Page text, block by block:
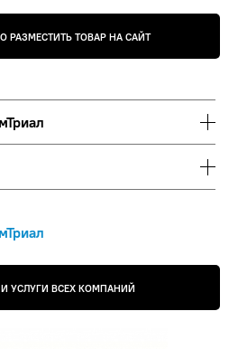
УСЛУГИ ВСЕХ КОМПАНИЙ
РАЗМЕСТИТЬ ТОВАР НА САЙТ